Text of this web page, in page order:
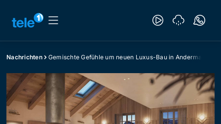
Nachrichten Gemischte Gefühle um neuen Luxus-Bau in Andermatt